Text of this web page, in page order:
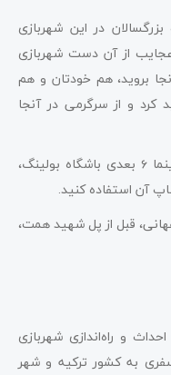
و بزرگسالان در این شهربازی
از آن دست شهربازی
بروید، هم خودتان و هم
کرد و از سرگرمی در آنجا
همچنین شما می‌توانید از اتاق تولد، سینما ۶ بعدی باشگاه بولینگ،
آن استفاده کنید.
قبل از پل شهید همت،
و راه‌اندازی شهربازی
به کشور ترکیه و شهر